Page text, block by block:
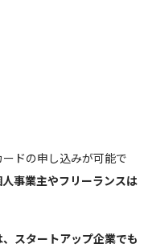
ドの申し込みが可能で
事業主やフリーランスは
スタートアップ企業でも